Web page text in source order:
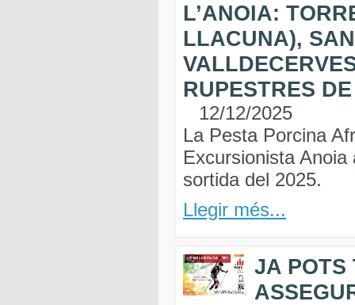
L’ANOIA:
LLACUNA),
RUPESTRES
12/12/2025
La Pesta Porcina
Excursionista
sortida del 2025.
Llegir més...
JA POTS